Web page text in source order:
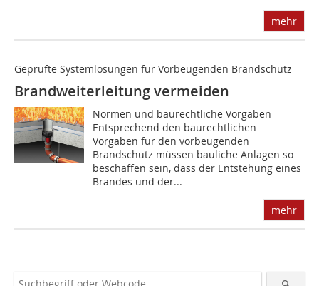
mehr
Geprüfte Systemlösungen für Vorbeugenden Brandschutz
Brandweiterleitung vermeiden
Normen und baurechtliche Vorgaben
Entsprechend den baurechtlichen
Vorgaben für den vorbeugenden
Brandschutz müssen bauliche Anlagen so
beschaffen sein, dass der Entstehung eines
Brandes und der...
mehr